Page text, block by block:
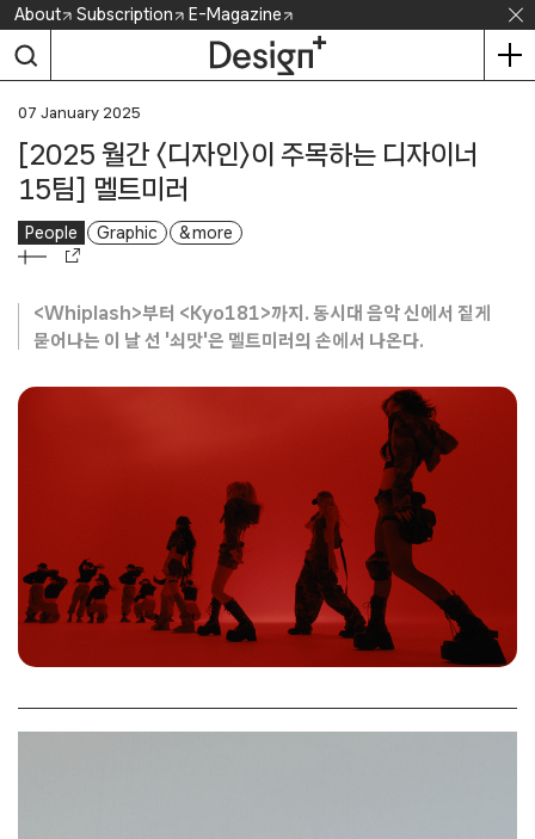
Skip
content
About Subscription E-Magazine
07 January 2025
[2025 월간 〈디자인〉이 주목하는 디자이너
15팀] 멜트미러
People Graphic & more
<Whiplash>부터 <Kyo181>까지. 동시대 음악 신에서 짙게
묻어나는 이 날 선 '쇠맛'은 멜트미러의 손에서 나온다.